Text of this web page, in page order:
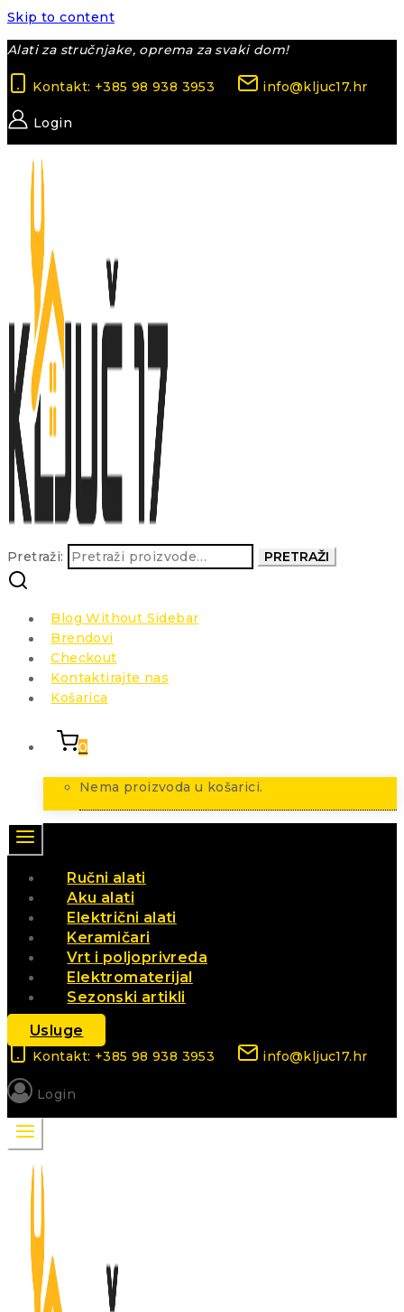
Skip to content
Alati za stručnjake, oprema za svaki dom!
Kontakt: +385 98 938 3953 info@kljuc17.hr
Login
Pretraži: PRETRAŽI
Blog Without Sidebar
Brendovi
Checkout
Kontaktirajte nas
Košarica
0
Nema proizvoda u košarici.
Ručni alati
Aku alati
Električni alati
Keramičari
Vrt i poljoprivreda
Elektromaterijal
Sezonski artikli
Usluge
Kontakt: +385 98 938 3953 info@kljuc17.hr
Login